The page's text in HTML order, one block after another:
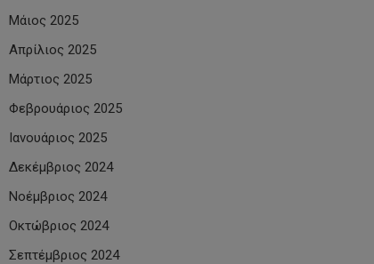
Μάιος 2025
Απρίλιος 2025
Μάρτιος 2025
Φεβρουάριος 2025
Ιανουάριος 2025
Δεκέμβριος 2024
Νοέμβριος 2024
Οκτώβριος 2024
Σεπτέμβριος 2024